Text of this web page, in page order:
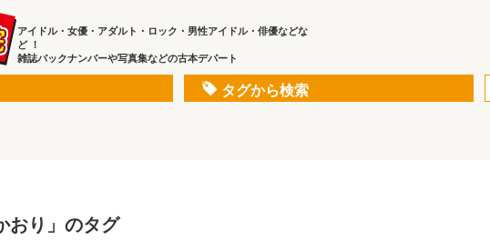
アイドル・女優・アダルト・ロック・男性アイドル・俳優などな
ど ！
雑誌バックナンバーや写真集などの古本デパート
タグから検索
おり」のタグ